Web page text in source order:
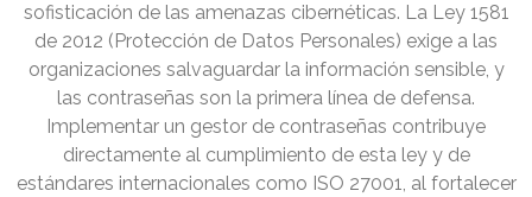
sofisticación de las amenazas cibernéticas. La Ley 1581
de 2012 (Protección de Datos Personales) exige a las
organizaciones salvaguardar la información sensible, y
las contraseñas son la primera línea de defensa.
Implementar un gestor de contraseñas contribuye
directamente al cumplimiento de esta ley y de
estándares internacionales como ISO 27001, al fortalecer